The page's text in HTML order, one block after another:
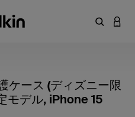
キーワアカ
ケース (ディズニー限
モデル, iPhone 15